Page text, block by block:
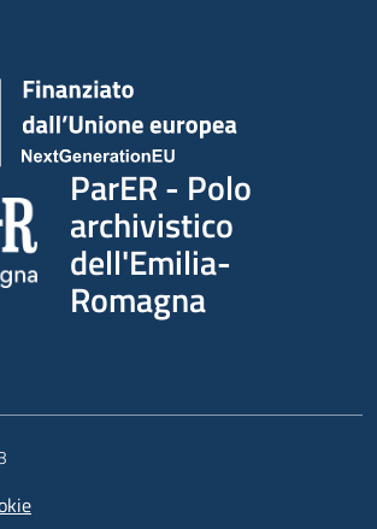
ParER - Polo
archivistico
dell'Emilia-
Romagna